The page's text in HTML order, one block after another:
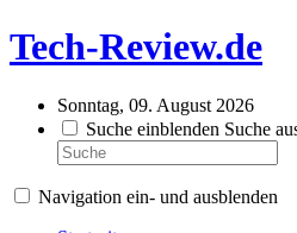
Tech-Review.de
Sonntag, 09. August 2026
Suche einblenden Suche
Navigation ein- und ausblenden